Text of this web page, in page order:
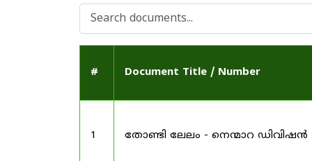
# Document Title / Number
1 തോണ്ടി ലേലം - നെന്മാറ ഡിവിഷൻ